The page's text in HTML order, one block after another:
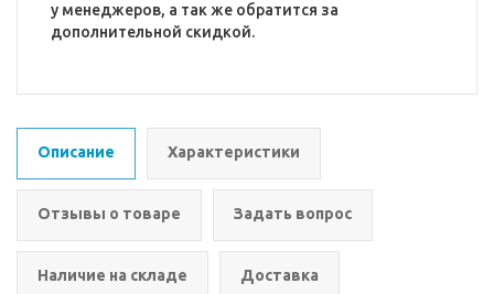
у менеджеров, а так же обратится за
дополнительной скидкой.
Описание Характеристики
Отзывы о товаре Задать вопрос
Наличие на складе Доставка